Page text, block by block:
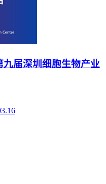
九届深圳细胞生物产业